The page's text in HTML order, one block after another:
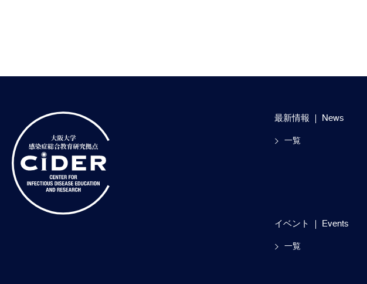
最新情報 News
一覧
イベント Events
一覧